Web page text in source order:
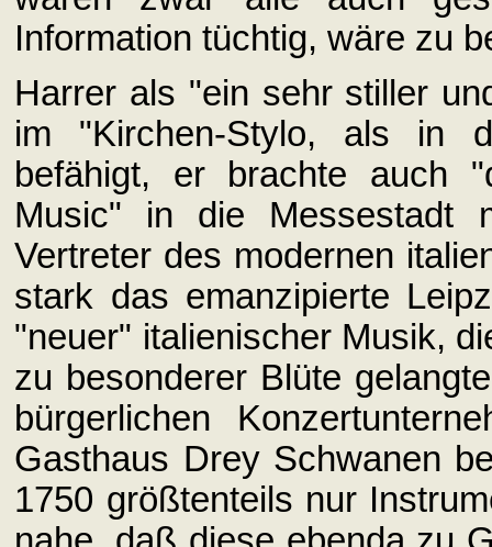
Information tüchtig, wäre zu
Harrer als "ein sehr stiller
im "Kirchen-Stylo, als in
befähigt, er brachte auch
Music" in die Messestadt
Vertreter des modernen
stark das emanzipierte
"neuer" italienischer Musik,
zu besonderer Blüte
bürgerlichen
Gasthaus Drey Schwanen
1750 größtenteils nur